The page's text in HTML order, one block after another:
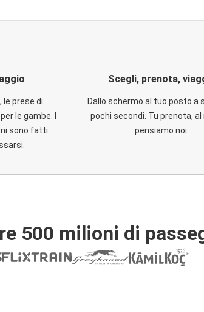
le prese di
le gambe. I
sono fatti
Scegli, prenota,
Dallo schermo al tuo posto a
pochi secondi. Tu prenota,
pensiamo noi.
500 milioni di